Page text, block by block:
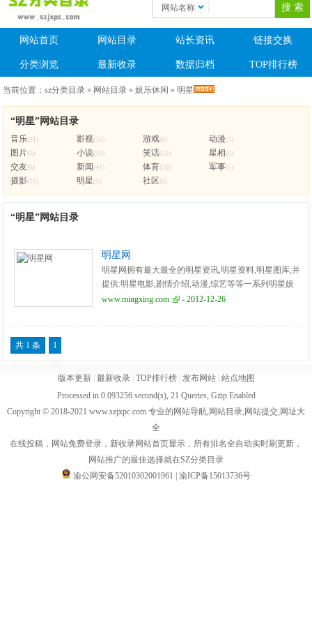
网站名称
网站首页 网站目录 站长资讯 链接交换
分类浏览 最新收录 数据归档 TOP排行榜
当前位置：sz分类目录 » 网站目录 »娱乐休闲 »明星
“明星”网站目录
音乐(31) 影视(55) 游戏(6) 动漫(5)
图片(6) 小说(59) 笑话(55) 星相(6)
交友(6) 新闻(41) 体育(20) 军事(5)
摄影(10) 明星(1) 社区(6)
“明星”网站目录
明星网
明星网拥有最大最全的明星资讯,明星资料,明星图库,并
提供:明星电影,剧情介绍,动漫,综艺等等一系列明星娱
乐相关内容。
www.mingxing.com - 2012-12-26
共 1 条 1
版本更新| 最新收录| TOP排行榜| 发布网站| 站点地图
Processed in 0.093256 second(s), 21 Queries, Gzip Enabled
Copyright © 2018-2021 www.szjxpc.com 专业的网站导航,网站目录,网站提交,网址大
全
在线投稿，网站免费登录，新收录网站首页显示，所有排名全自动实时刷更新，
网站推广的最佳选择就在SZ分类目录
渝公网安备52010302001961
渝ICP备15013736号